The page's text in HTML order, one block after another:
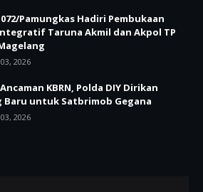
Pamungkas Hadiri Pembukaan
Taruna Akmil dan Akpol TP
2026
KBRN, Polda DIY Dirikan
Baru untuk Satbrimob Gegana
2026